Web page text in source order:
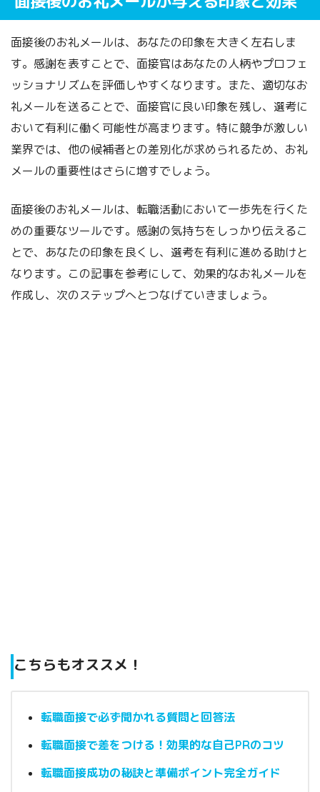
面接後のお礼メールは、あなたの印象を大きく左右しま
す。感謝を表すことで、面接官はあなたの人柄やプロフェ
ッショナリズムを評価しやすくなります。また、適切なお
礼メールを送ることで、面接官に良い印象を残し、選考に
おいて有利に働く可能性が高まります。特に競争が激しい
業界では、他の候補者との差別化が求められるため、お礼
メールの重要性はさらに増すでしょう。
面接後のお礼メールは、転職活動において一歩先を行くた
めの重要なツールです。感謝の気持ちをしっかり伝えるこ
とで、あなたの印象を良くし、選考を有利に進める助けと
なります。この記事を参考にして、効果的なお礼メールを
作成し、次のステップへとつなげていきましょう。
こちらもオススメ！
転職面接で必ず聞かれる質問と回答法
転職面接で差をつける！効果的な自己PRのコツ
転職面接成功の秘訣と準備ポイント完全ガイド